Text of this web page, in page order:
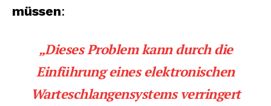
müssen:
„Dieses Problem kann durch die
Einführungeines elektronischen
Warteschlangensystemsverringert